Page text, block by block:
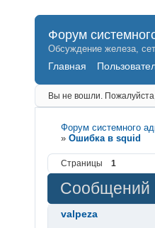
Форум
Обсуждение железа,
Главная
Вы не вошли.
Форум системного
»Ошибка в squid
Страницы 1
Сообщений
valpeza